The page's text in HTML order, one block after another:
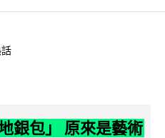
銀包」 原來是藝術